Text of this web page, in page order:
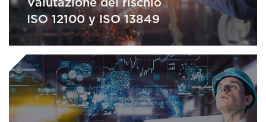
Valutazione del rischio
ISO 12100 y ISO 13849